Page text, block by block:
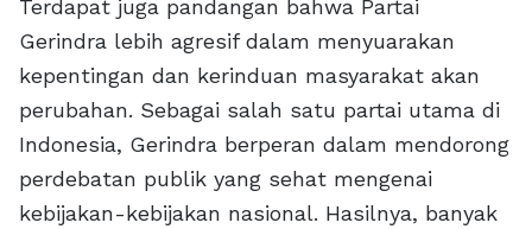
Terdapat juga pandangan bahwa Partai
Gerindra lebih agresif dalam menyuarakan
kepentingan dan kerinduan masyarakat akan
perubahan. Sebagai salah satu partai utama di
Indonesia, Gerindra berperan dalam mendorong
perdebatan publik yang sehat mengenai
kebijakan-kebijakan nasional. Hasilnya, banyak